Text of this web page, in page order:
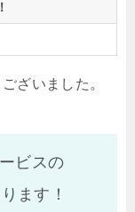
ざいました。
ビスの
ます！